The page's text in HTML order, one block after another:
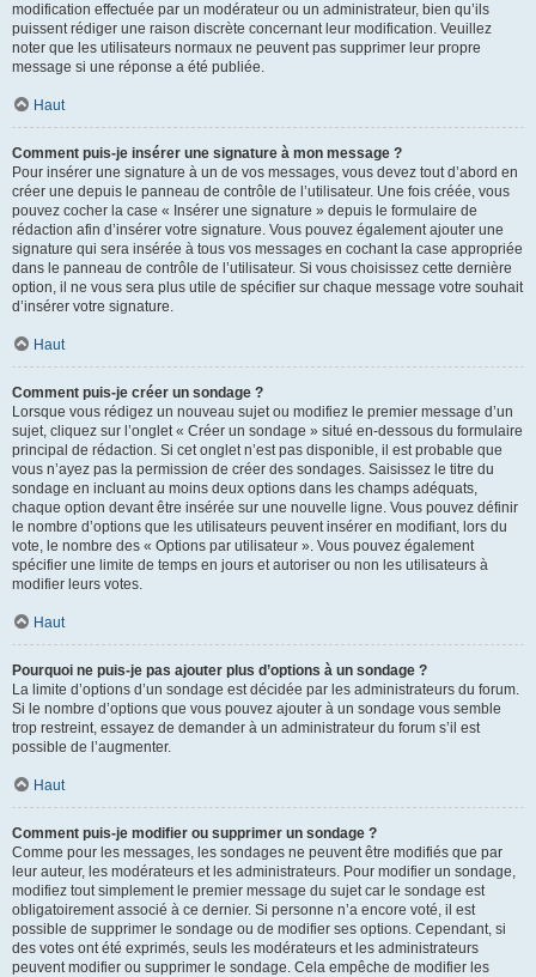
modification effectuée par un modérateur ou un administrateur, bien qu’ils
puissent rédiger une raison discrète concernant leur modification. Veuillez
noter que les utilisateurs normaux ne peuvent pas supprimer leur propre
message si une réponse a été publiée.
Haut
Comment puis-je insérer une signature à mon message ?
Pour insérer une signature à un de vos messages, vous devez tout d’abord en
créer une depuis le panneau de contrôle de l’utilisateur. Une fois créée, vous
pouvez cocher la case « Insérer une signature » depuis le formulaire de
rédaction afin d’insérer votre signature. Vous pouvez également ajouter une
signature qui sera insérée à tous vos messages en cochant la case appropriée
dans le panneau de contrôle de l’utilisateur. Si vous choisissez cette dernière
option, il ne vous sera plus utile de spécifier sur chaque message votre souhait
d’insérer votre signature.
Haut
Comment puis-je créer un sondage ?
Lorsque vous rédigez un nouveau sujet ou modifiez le premier message d’un
sujet, cliquez sur l’onglet « Créer un sondage » situé en-dessous du formulaire
principal de rédaction. Si cet onglet n’est pas disponible, il est probable que
vous n’ayez pas la permission de créer des sondages. Saisissez le titre du
sondage en incluant au moins deux options dans les champs adéquats,
chaque option devant être insérée sur une nouvelle ligne. Vous pouvez définir
le nombre d’options que les utilisateurs peuvent insérer en modifiant, lors du
vote, le nombre des « Options par utilisateur ». Vous pouvez également
spécifier une limite de temps en jours et autoriser ou non les utilisateurs à
modifier leurs votes.
Haut
Pourquoi ne puis-je pas ajouter plus d’options à un sondage ?
La limite d’options d’un sondage est décidée par les administrateurs du forum.
Si le nombre d’options que vous pouvez ajouter à un sondage vous semble
trop restreint, essayez de demander à un administrateur du forum s’il est
possible de l’augmenter.
Haut
Comment puis-je modifier ou supprimer un sondage ?
Comme pour les messages, les sondages ne peuvent être modifiés que par
leur auteur, les modérateurs et les administrateurs. Pour modifier un sondage,
modifiez tout simplement le premier message du sujet car le sondage est
obligatoirement associé à ce dernier. Si personne n’a encore voté, il est
possible de supprimer le sondage ou de modifier ses options. Cependant, si
des votes ont été exprimés, seuls les modérateurs et les administrateurs
peuvent modifier ou supprimer le sondage. Cela empêche de modifier les